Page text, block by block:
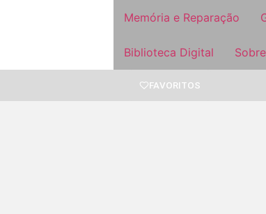
Memória e Reparação
Biblioteca Digital
FAVORITOS